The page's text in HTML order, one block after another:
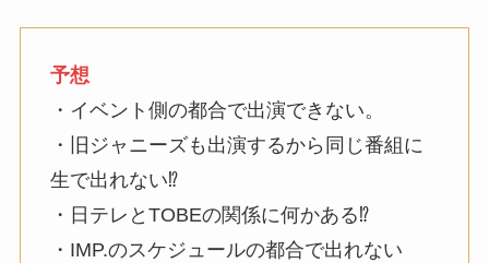
予想
・イベント側の都合で出演できない。
・旧ジャニーズも出演するから同じ番組に
生で出れない⁉︎
・日テレとTOBEの関係に何かある⁉︎
・IMP.のスケジュールの都合で出れない